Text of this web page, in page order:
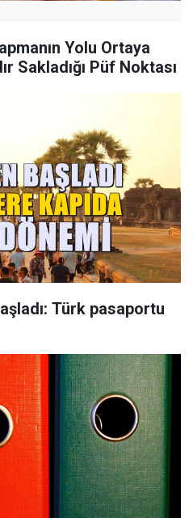
Yolu Ortaya
Sakladığı Püf Noktası
Türk pasaportu